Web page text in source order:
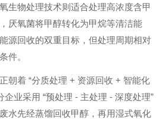
生物处理技术则适合处理高浓度含甲
厌氧菌将甲醇转化为甲烷等清洁能
源回收的双重目标，但处理周期相对
件。
朝着 “分质处理 + 资源回收 + 智能化
企业采用 “预处理 - 主处理 - 深度处理”
水先经蒸馏回收甲醇，再用湿式氧化